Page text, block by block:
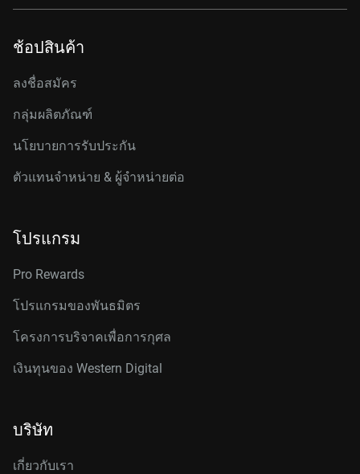
ช้อปสินค้า
ลงชื่อสมัคร
กลุ่มผลิตภัณฑ์
นโยบายการรับประกัน
ตัวแทนจำหน่าย & ผู้จำหน่ายต่อ
โปรแกรม
Pro Rewards
โปรแกรมของพันธมิตร
โครงการบริจาคเพื่อการกุศล
เงินทุนของ Western Digital
บริษัท
เกี่ยวกับเรา